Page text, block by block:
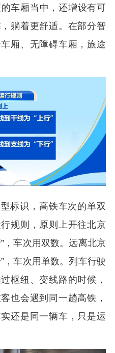
车厢当中，还增设有可
躺着更舒适。在部分智
厢、无障碍车厢，旅途
标识，高铁车次的单双
规则，原则上开往北京
，车次用双数。远离北京
，车次用单数。列车行驶
枢纽、变线路的时候，
也会遇到同一趟高铁，
还是同一辆车，只是运